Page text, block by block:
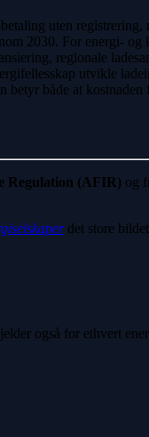
uten registrering,
2030. For energi- og
regionale
utvikle
både at
Regulation (AFIR) og
det store
også for ethvert